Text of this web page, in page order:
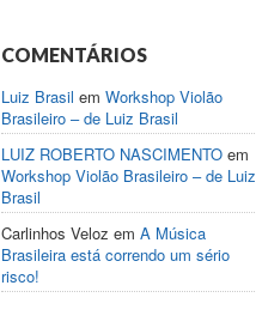
COMENTÁRIOS
Luiz Brasil em Workshop Violão
Brasileiro – de Luiz Brasil
LUIZ ROBERTO NASCIMENTO em
Workshop Violão Brasileiro – de Luiz
Brasil
Carlinhos Veloz em A Música
Brasileira está correndo um sério
risco!